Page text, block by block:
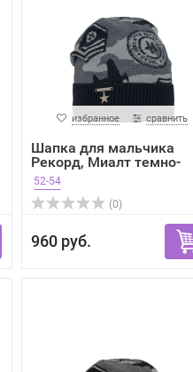
избранное сравнить
Шапка для мальчика
Рекорд, Миалт темно-
сини...
52-54
(0)
960 руб.